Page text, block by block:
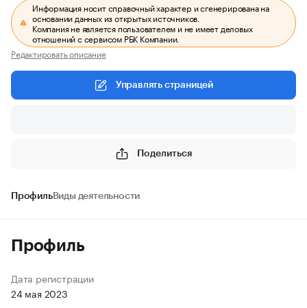
Информация носит справочный характер и сгенерирована на
основании данных из открытых источников.
Компания не является пользователем и не имеет деловых
отношений с сервисом РБК Компании.
Редактировать описание
Управлять страницей
Поделиться
ПрофильВиды деятельности
Профиль
Дата регистрации
24 мая 2023